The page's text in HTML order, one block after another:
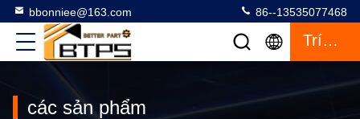
bbonniee@163.com 86--13535077468
Trích Dẫn
các sản phẩm